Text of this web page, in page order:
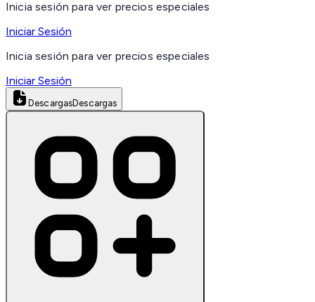
Inicia sesión para ver precios especiales
Iniciar Sesión
Inicia sesión para ver precios especiales
Iniciar Sesión
DescargasDescargas